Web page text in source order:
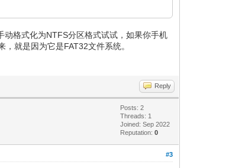
格式化为NTFS分区格式试试，如果你手机
就是因为它是FAT32文件系统。
Reply
Posts: 2
Threads: 1
Joined: Sep 2022
Reputation:0
#3